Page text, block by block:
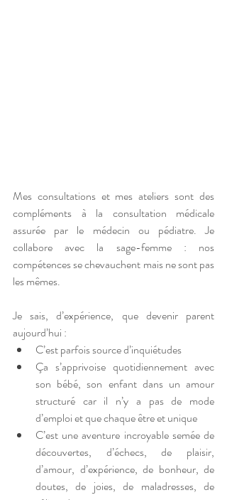
Mes consultations et mes ateliers sont des
compléments à la consultation médicale
assurée par le médecin ou pédiatre. Je
collabore avec la sage-femme : nos
compétences se chevauchent mais ne sont pas
les mêmes.
Je sais, d’expérience, que devenir parent
aujourd’hui :
C’est parfois source d’inquiétudes
Ça s’apprivoise quotidiennement avec
son bébé, son enfant dans un amour
structuré car il n’y a pas de mode
d’emploi et que chaque être et unique
C’est une aventure incroyable semée de
découvertes, d’échecs, de plaisir,
d’amour, d’expérience, de bonheur, de
doutes, de joies, de maladresses, de